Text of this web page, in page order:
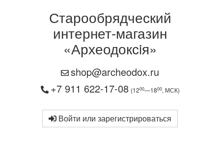
Старообрядческий
интернет-магазин
«Археодоксiя»
shop@archeodox.ru
+7 911 622-17-08 (1200—1800, МСК)
Войти или зарегистрироваться